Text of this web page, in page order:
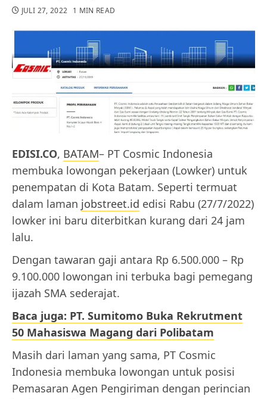
JULI 27, 2022 1 MIN READ
EDISI.CO, BATAM– PT Cosmic Indonesia
membuka lowongan pekerjaan (Lowker) untuk
penempatan di Kota Batam. Seperti termuat
dalam laman jobstreet.id edisi Rabu (27/7/2022)
lowker ini baru diterbitkan kurang dari 24 jam
lalu.
Dengan tawaran gaji antara Rp 6.500.000 – Rp
9.100.000 lowongan ini terbuka bagi pemegang
ijazah SMA sederajat.
Baca juga: PT. Sumitomo Buka Rekrutment
50 Mahasiswa Magang dari Polibatam
Masih dari laman yang sama, PT Cosmic
Indonesia membuka lowongan untuk posisi
Pemasaran Agen Pengiriman dengan perincian